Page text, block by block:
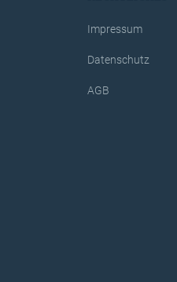
Impressum
Datenschutz
AGB